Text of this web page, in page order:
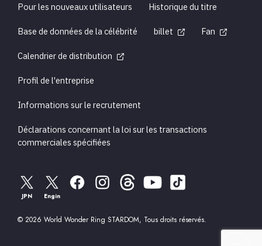
Pour les nouveaux utilisateurs
Historique du titre
Base de données de la célébrité
billet
Fan
Calendrier de distribution
Profil de l'entreprise
Informations sur le recrutement
Déclarations concernant la loi sur les transactions
commerciales spécifiées
JPN Engin
© 2026 World Wonder Ring STARDOM, Tous droits réservés.